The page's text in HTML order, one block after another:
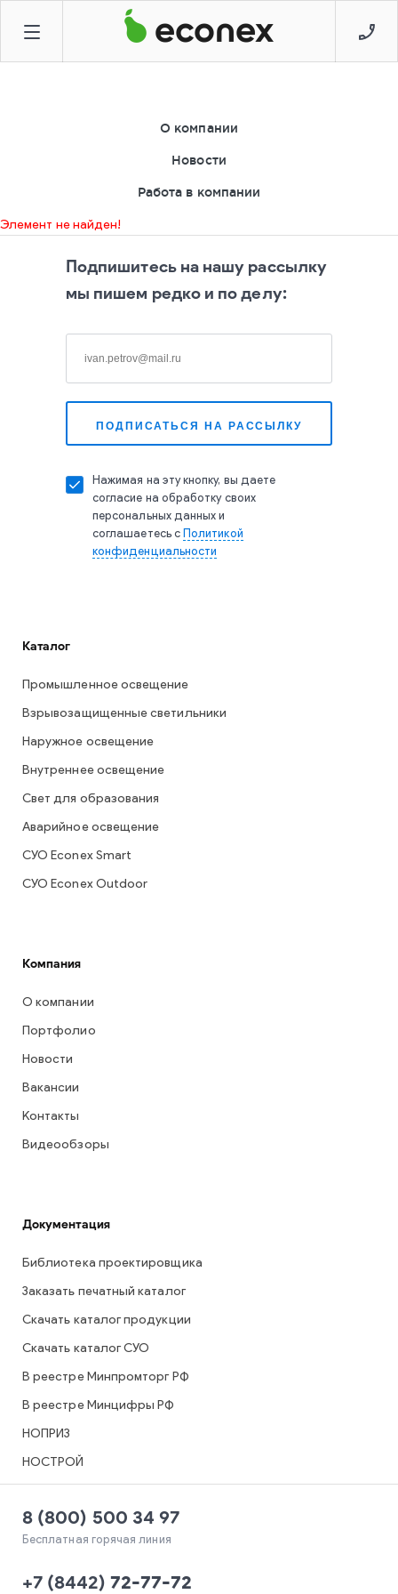
О компании
Новости
Работа в компании
Элемент не найден!
Подпишитесь на нашу рассылку
мы пишем редко и по делу:
Нажимая на эту кнопку, вы даете
согласие на обработку своих
персональных данных и
соглашаетесь с Политикой
конфиденциальности
Каталог
Промышленное освещение
Взрывозащищенные светильники
Наружное освещение
Внутреннее освещение
Свет для образования
Аварийное освещение
СУО Econex Smart
СУО Econex Outdoor
Компания
О компании
Портфолио
Новости
Вакансии
Контакты
Видеообзоры
Документация
Библиотека проектировщика
Заказать печатный каталог
Скачать каталог продукции
Скачать каталог СУО
В реестре Минпромторг РФ
В реестре Минцифры РФ
НОПРИЗ
НОСТРОЙ
8 (800) 500 34 97
Бесплатная горячая линия
+7 (8442) 72-77-72